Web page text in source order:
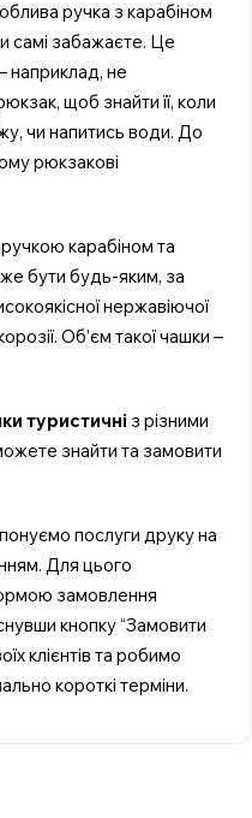
ручка з карабіном
самі забажаєте. Це
наприклад, не
щоб знайти її, коли
чи напитись води. До
рюкзакові
карабіном та
бути будь-яким, за
нержавіючої
Об’єм такої чашки –
туристичні з різними
знайти та замовити
послуги друку на
Для цього
замовлення
кнопку “Замовити
клієнтів та робимо
короткі терміни.